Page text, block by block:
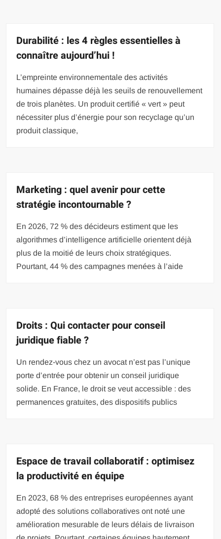
Durabilité : les 4 règles essentielles à
connaître aujourd’hui !
L’empreinte environnementale des activités
humaines dépasse déjà les seuils de renouvellement
de trois planètes. Un produit certifié « vert » peut
nécessiter plus d’énergie pour son recyclage qu’un
produit classique,
Marketing : quel avenir pour cette
stratégie incontournable ?
En 2026, 72 % des décideurs estiment que les
algorithmes d’intelligence artificielle orientent déjà
plus de la moitié de leurs choix stratégiques.
Pourtant, 44 % des campagnes menées à l’aide
Droits : Qui contacter pour conseil
juridique fiable ?
Un rendez-vous chez un avocat n’est pas l’unique
porte d’entrée pour obtenir un conseil juridique
solide. En France, le droit se veut accessible : des
permanences gratuites, des dispositifs publics
Espace de travail collaboratif : optimisez
la productivité en équipe
En 2023, 68 % des entreprises européennes ayant
adopté des solutions collaboratives ont noté une
amélioration mesurable de leurs délais de livraison